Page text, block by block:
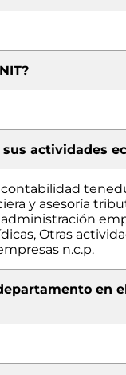
sus actividades
y asesoría
Otras
n.c.p.
en